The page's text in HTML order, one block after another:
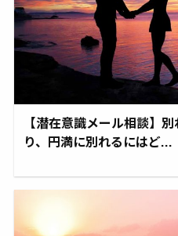
【潜在意識メール相談】
り、円満に別れるにはど...